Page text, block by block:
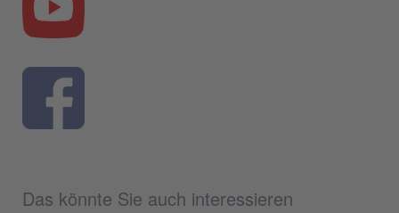
Das könnte Sie auch interessieren